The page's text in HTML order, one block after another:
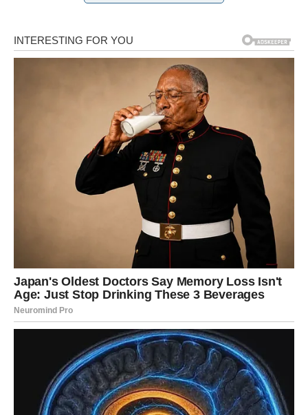
stalno ju je vraćao na pitanje: zašto baš on?
Prvih nekoliko mjeseci bile su ispunjene neizdrživom tugom.
Heather nije nalazila utjehu ni u čemu. Svaki dan bio je borba s
osjećajem praznine. Kako bi ostala povezana s njim, počela je
redovno odlaziti na groblje, gdje bi donosila sitnice koje su im
bile značajne – omiljeno cvijeće, cigarete koje je volio, sve ono
što je činilo njihov mali svijet. Ti rituali nisu ublažavali bol, ali su
joj davali privid blizine. U tom prostoru između sjećanja i
stvarnosti, Heather je nalazila trenutke tišine koji su joj
Kako je vrijeme prolazilo, posjete su postajale rjeđe, ne
zato što je zaboravljala, već zato što je polako ulazila u
fazu prihvatanja. Tuga se nije gasila, ali se mijenjala. No
upravo tada, kada je mislila da je konačno pronašla
ravnotežu, nešto neobično počelo se događati. Na
grobu njenog supruga počelo se pojavljivati svježe
cvijeće, i to redovno – svake sedmice.